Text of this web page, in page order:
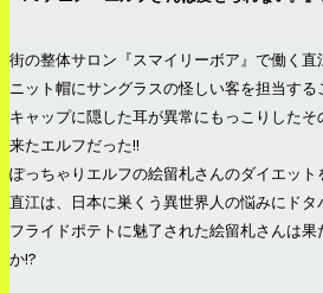
街の整体サロン『スマイリーボア』で働く直
ニット帽にサングラスの怪しい客を担当する
キャップに隠した耳が異常にもっこりした
来たエルフだった!!
ぽっちゃりエルフの絵留札さんのダイエット
直江は、日本に巣くう異世界人の悩みにド
フライドポテトに魅了された絵留札さんは
か!?